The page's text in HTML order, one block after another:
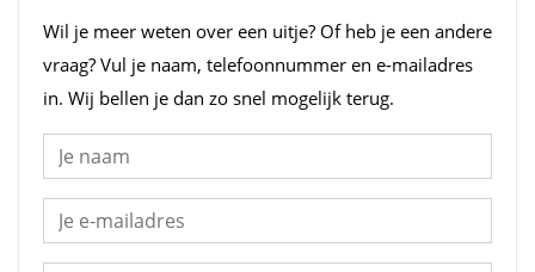
Wil je meer weten over een uitje? Of heb je een andere
vraag? Vul je naam, telefoonnummer en e-mailadres
in. Wij bellen je dan zo snel mogelijk terug.